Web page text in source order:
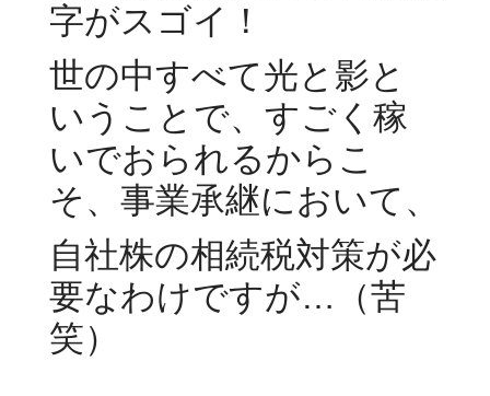
字がスゴイ！
世の中すべて光と影と
いうことで、すごく稼
いでおられるからこ
そ、事業承継において、
自社株の相続税対策が必
要なわけですが…（苦
笑）